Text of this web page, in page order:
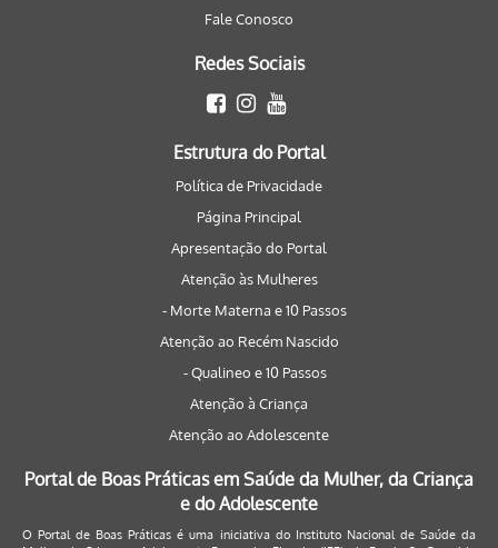
Fale Conosco
Redes Sociais
Estrutura do Portal
Política de Privacidade
Página Principal
Apresentação do Portal
Atenção às Mulheres
- Morte Materna e 10 Passos
Atenção ao Recém Nascido
- Qualineo e 10 Passos
Atenção à Criança
Atenção ao Adolescente
Portal de Boas Práticas em Saúde da Mulher, da Criança
e do Adolescente
O Portal de Boas Práticas é uma iniciativa do Instituto Nacional de Saúde da